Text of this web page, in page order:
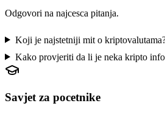
Odgovori na najcesca pitanja.
Koji je najstetniji mit o
Kako provjeriti da li je neka kripto
Savjet za pocetnike